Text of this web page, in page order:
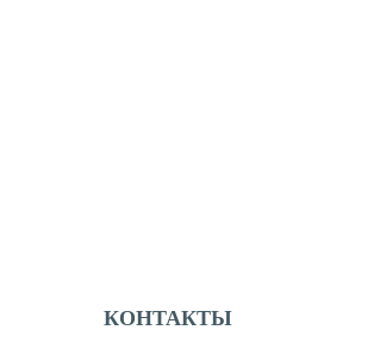
КОНТАКТЫ